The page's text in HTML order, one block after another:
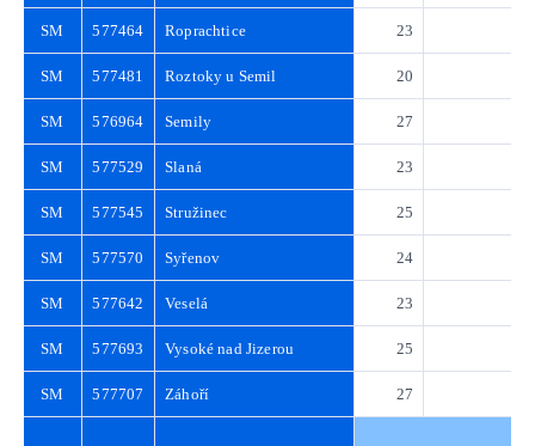
SM 577464 Roprachtice 23
SM 577481 Roztoky u Semil 20
SM 576964 Semily 27
SM 577529 Slaná 23
SM 577545 Stružinec 25
SM 577570 Syřenov 24
SM 577642 Veselá 23
SM 577693 Vysoké nad Jizerou 25
SM 577707 Záhoří 27